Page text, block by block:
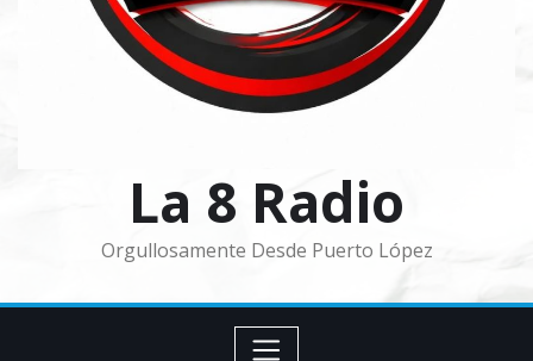
La 8 Radio
Orgullosamente Desde Puerto López